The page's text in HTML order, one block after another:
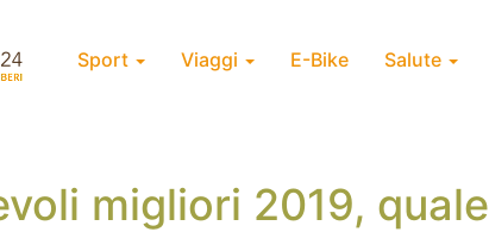
Sport Viaggi E-Bike Salute
migliori 2019, quale